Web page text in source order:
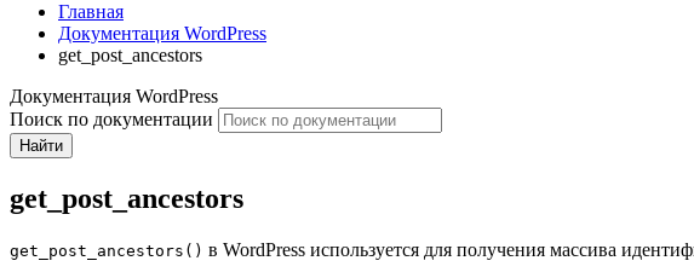
Главная
Документация WordPress
get_post_ancestors
Документация WordPress
Поиск по документации
Найти
get_post_ancestors
get_post_ancestors() в WordPress используется для получения массива